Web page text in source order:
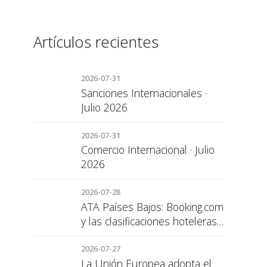
Artículos recientes
2026-07-31
Sanciones Internacionales ·
Julio 2026
2026-07-31
Comercio Internacional · Julio
2026
2026-07-28
ATA Países Bajos: Booking.com
y las clasificaciones hoteleras,
para el consumidor
2026-07-27
La Unión Europea adopta el